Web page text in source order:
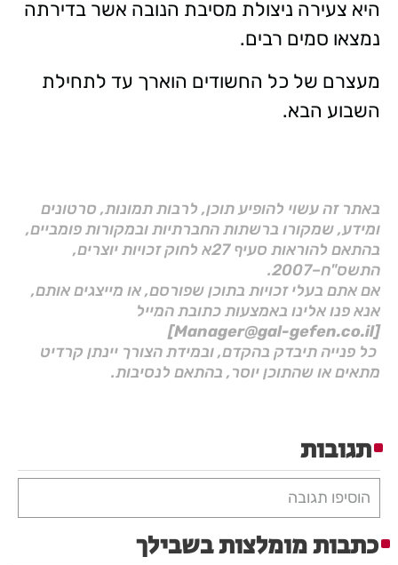
היא צעירה ניצולת מסיבת הנובה אשר בדירתה
נמצאו סמים רבים.
מעצרם של כל החשודים הוארך עד לתחילת
השבוע הבא.
באתר זה עשוי להופיע תוכן, לרבות תמונות, סרטונים
ומידע, שמקורו ברשתות החברתיות ובמקורות פומביים,
בהתאם להוראות סעיף 27א לחוק זכויות יוצרים,
התשס"ח–2007.
אם אתם בעלי זכויות בתוכן שפורסם, או מייצגים אותם,
אנא פנו אלינו באמצעות כתובת המייל
[Manager@gal-gefen.co.il]
כל פנייה תיבדק בהקדם, ובמידת הצורך יינתן קרדיט
מתאים או שהתוכן יוסר, בהתאם לנסיבות.
תגובות
הוסיפו תגובה
כתבות מומלצות בשבילך